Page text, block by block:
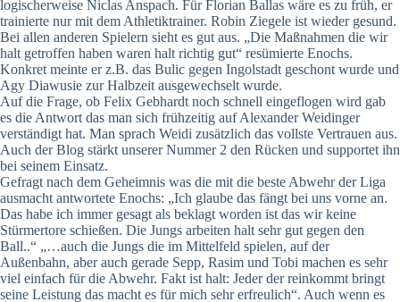
logischerweise Niclas Anspach. Für Florian Ballas wäre es zu früh, er
trainierte nur mit dem Athletiktrainer. Robin Ziegele ist wieder gesund.
Bei allen anderen Spielern sieht es gut aus. „Die Maßnahmen die wir
halt getroffen haben waren halt richtig gut“ resümierte Enochs.
Konkret meinte er z.B. das Bulic gegen Ingolstadt geschont wurde und
Agy Diawusie zur Halbzeit ausgewechselt wurde.
Auf die Frage, ob Felix Gebhardt noch schnell eingeflogen wird gab
es die Antwort das man sich frühzeitig auf Alexander Weidinger
verständigt hat. Man sprach Weidi zusätzlich das vollste Vertrauen aus.
Auch der Blog stärkt unserer Nummer 2 den Rücken und supportet ihn
bei seinem Einsatz.
Gefragt nach dem Geheimnis was die mit die beste Abwehr der Liga
ausmacht antwortete Enochs: „Ich glaube das fängt bei uns vorne an.
Das habe ich immer gesagt als beklagt worden ist das wir keine
Stürmertore schießen. Die Jungs arbeiten halt sehr gut gegen den
Ball..“ „…auch die Jungs die im Mittelfeld spielen, auf der
Außenbahn, aber auch gerade Sepp, Rasim und Tobi machen es sehr
viel einfach für die Abwehr. Fakt ist halt: Jeder der reinkommt bringt
seine Leistung das macht es für mich sehr erfreulich“. Auch wenn es